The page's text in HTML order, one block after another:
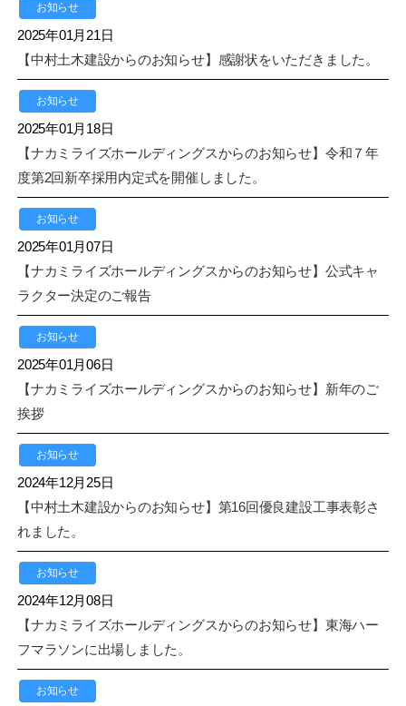
お知らせ
2025年01月21日
【中村土木建設からのお知らせ】感謝状をいただきました。
お知らせ
2025年01月18日
【ナカミライズホールディングスからのお知らせ】令和７年
度第2回新卒採用内定式を開催しました。
お知らせ
2025年01月07日
【ナカミライズホールディングスからのお知らせ】公式キャ
ラクター決定のご報告
お知らせ
2025年01月06日
【ナカミライズホールディングスからのお知らせ】新年のご
挨拶
お知らせ
2024年12月25日
【中村土木建設からのお知らせ】第16回優良建設工事表彰さ
れました。
お知らせ
2024年12月08日
【ナカミライズホールディングスからのお知らせ】東海ハー
フマラソンに出場しました。
お知らせ